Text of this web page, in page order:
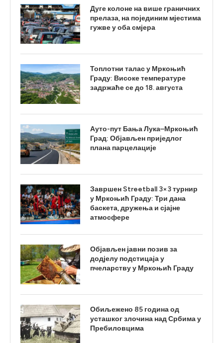
Дуге колоне на више граничних
прелаза, на појединим мјестима
гужве у оба смјера
Топлотни талас у Мркоњић
Граду: Високе температуре
задржаће се до 18. августа
Ауто-пут Бања Лука–Мркоњић
Град: Објављен приједлог
плана парцелације
Завршен Streetball 3×3 турнир
у Мркоњић Граду: Три дана
баскета, дружења и сјајне
атмосфере
Објављен јавни позив за
додјелу подстицаја у
пчеларству у Мркоњић Граду
Обиљежено 85 година од
усташког злочина над Србима у
Пребиловцима